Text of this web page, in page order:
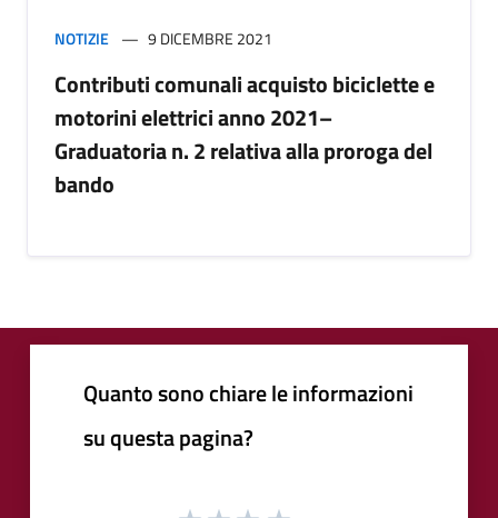
NOTIZIE 9 DICEMBRE 2021
Contributi comunali acquisto biciclette e
motorini elettrici anno 2021–
Graduatoria n. 2 relativa alla proroga del
bando
Quanto sono chiare le informazioni
su questa pagina?